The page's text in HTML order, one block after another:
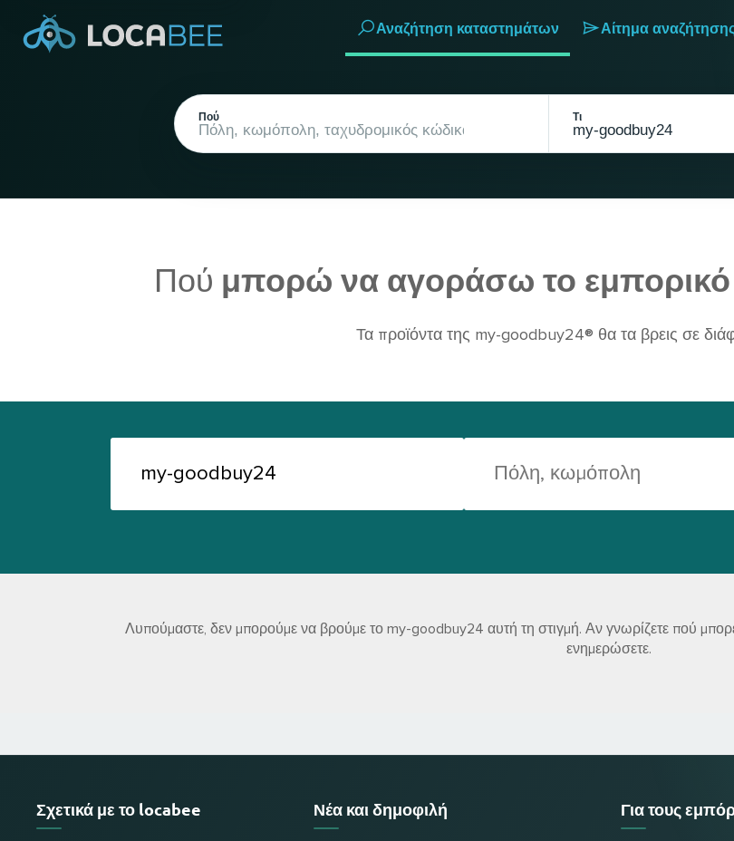
Αναζήτηση καταστημάτων Αίτημα
Πού Τι
Πού μπορώ να αγοράσω το
Τα προϊόντα της my-goodbuy24® θα τα βρεις σε
Λυπούμαστε, δεν μπορούμε να βρούμε το my-goodbuy24 αυτή τη στιγμή. Αν γνωρίζετε πού
ενημερώσετε.
Σχετικά με το locabee Νέα και δημοφιλή Για τους